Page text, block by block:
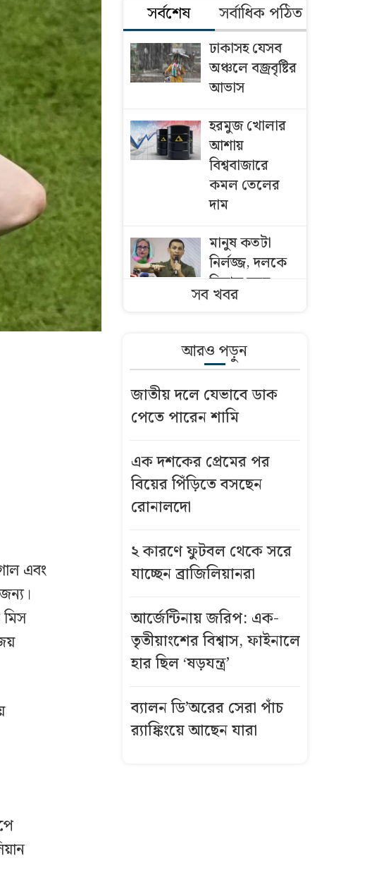
এবং
সর্বশেষ সর্বাধিক পঠিত
ঢাকাসহ যেসব
অঞ্চলে বজ্রবৃষ্টির
আভাস
হরমুজ খোলার
আশায়
বিশ্ববাজারে
কমল তেলের
দাম
মানুষ কতটা
নির্লজ্জ, দলকে
বিভ্রান্ত করে
এখন অবাস্তব
১৫ হাজার
আবেদন দ্রুত
নিষ্পত্তির নির্দেশ
প্রধানমন্ত্রীর
পাঁচ দেশি মাছে
সবচেয়ে বেশি
কই মাছে
শেষ মুহুর্তে শেখ
হাসিনার সাথে যা
ঘটেছিল!
হাসানের বাড়িতে
আগুন,
সব খবর
আরও পড়ুন
জাতীয় দলে যেভাবে ডাক
পেতে পারেন শামি
এক দশকের প্রেমের পর
বিয়ের পিঁড়িতে বসছেন
রোনালদো
২ কারণে ফুটবল থেকে সরে
যাচ্ছেন ব্রাজিলিয়ানরা
আর্জেন্টিনায় জরিপ: এক-
তৃতীয়াংশের বিশ্বাস, ফাইনালে
হার ছিল ‘ষড়যন্ত্র’
ব্যালন ডি’অরের সেরা পাঁচ
র‌্যাঙ্কিংয়ে আছেন যারা